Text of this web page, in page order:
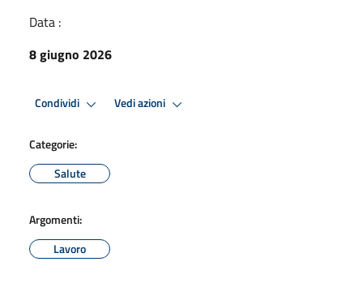
Data :
8 giugno 2026
Condividi Vedi azioni
Categorie:
Salute
Argomenti:
Lavoro